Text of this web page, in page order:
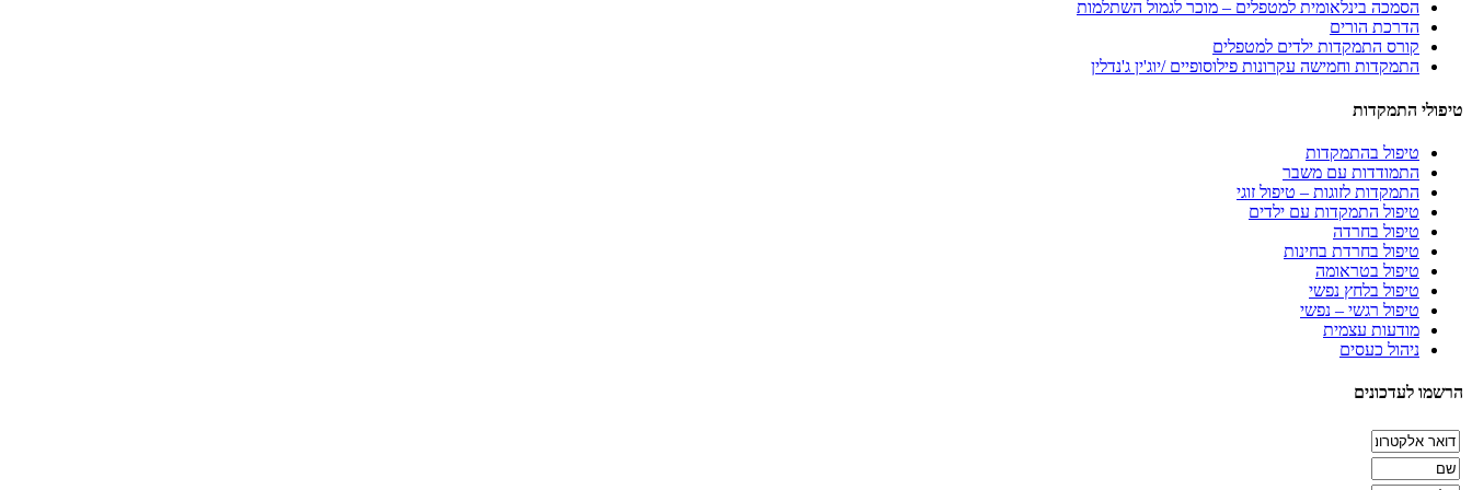
הסמכה בינלאומית למטפלים – מוכר לגמול השתלמות
הדרכת הורים
קורס התמקדות ילדים למטפלים
התמקדות וחמישה עקרונות פילוסופיים /יוג'ין ג'נדלין
טיפולי התמקדות
טיפול בהתמקדות
התמודדות עם משבר
התמקדות לזוגות – טיפול זוגי
טיפול התמקדות עם ילדים
טיפול בחרדה
טיפול בחרדת בחינות
טיפול בטראומה
טיפול בלחץ נפשי
טיפול רגשי – נפשי
מודעות עצמית
ניהול כעסים
הרשמו לעדכונים